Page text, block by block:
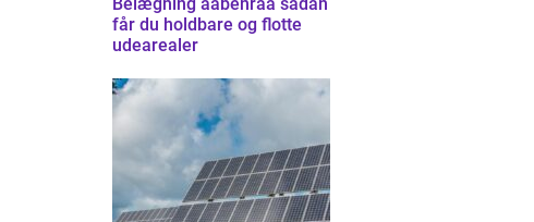
får du holdbare og flotte
udearealer